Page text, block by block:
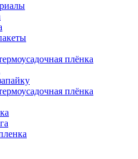
плёнка
плёнка